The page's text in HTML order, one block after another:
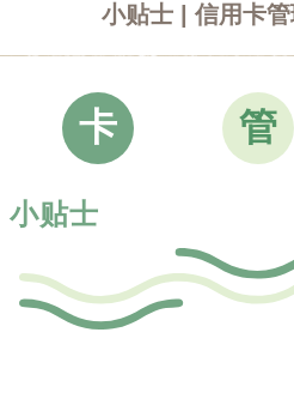
小贴士 | 信用卡
卡 管
小贴士